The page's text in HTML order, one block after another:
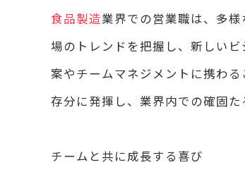
食品製造業界での営業職は、多
場のトレンドを把握し、新しい
案やチームマネジメントに携わる
存分に発揮し、業界内での確固た
チームと共に成長する喜び